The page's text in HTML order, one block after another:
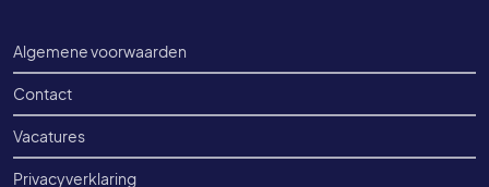
Voet onderkant
Algemene voorwaarden
Contact
Vacatures
Privacyverklaring